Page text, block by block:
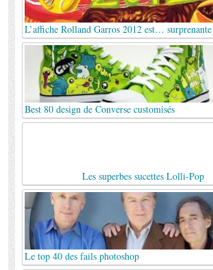
L’affiche Rolland Garros 2012 est…
Best 80 design de Converse customisés
Les superbes sucettes Lolli-Pop
Le top 40 des fails photoshop